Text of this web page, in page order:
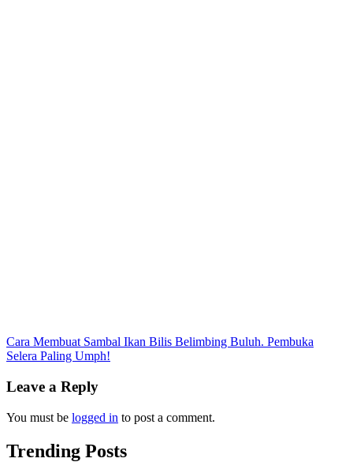
Post
navigation
Cara Membuat Sambal Ikan Bilis Belimbing Buluh. Pembuka
Selera Paling Umph!
Leave a Reply
You must be logged in to post a comment.
Trending Posts